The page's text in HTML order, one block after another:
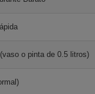
o pinta de 0.5 litros)